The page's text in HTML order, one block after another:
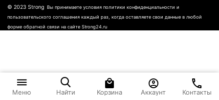
© 2023 Strong Вы принимаете условия политики конфиденциальности и
пользовательского соглашения каждый раз, когда оставляете свои данные в любой
форме обратной связи на сайте Strong24.ru
Меню Найти Корзина Аккаунт Контакты